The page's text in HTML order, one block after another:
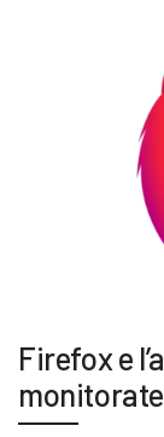
Firefox e